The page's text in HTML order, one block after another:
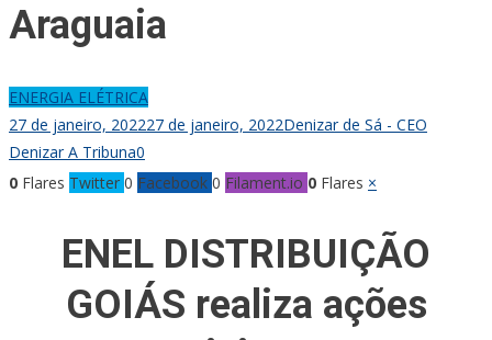
Araguaia
ENERGIA ELÉTRICA
27 de janeiro, 202227 de janeiro, 2022Denizar de Sá - CEO
Denizar A Tribuna0
0 Flares Twitter 0 Facebook 0 Filament.io 0 Flares ×
ENEL DISTRIBUIÇÃO
GOIÁS realiza ações